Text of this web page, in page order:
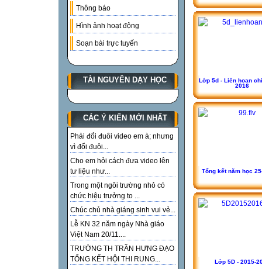
Thông báo
Hình ảnh hoạt động
Soạn bài trực tuyến
TÀI NGUYÊN DẠY HỌC
CÁC Ý KIẾN MỚI NHẤT
Phải đổi đuôi video em à; nhưng
vì đổi đuôi...
Cho em hỏi cách đưa video lên
tư liệu như...
Trong một ngôi trường nhỏ có
chức hiệu trưởng to ...
Chúc chủ nhà giáng sinh vui vẻ...
Lễ KN 32 năm ngày Nhà giáo
Việt Nam 20/11....
TRƯỜNG TH TRẦN HƯNG ĐẠO
TỔNG KẾT HỘI THI RUNG...
Lớp 5d - Liên hoan
2016
Tổng kết năm học
Lớp 5D - 2015-